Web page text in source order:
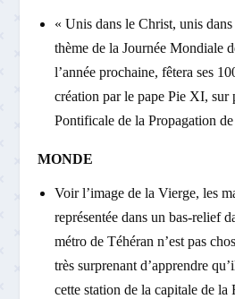
« Unis dans le Christ, unis
thème de la Journée Mondiale
l’année prochaine, fêtera ses
création par le pape Pie XI,
Pontificale de la Propagation
MONDE
Voir l’image de la Vierge, les
représentée dans un bas-relief
métro de Téhéran n’est pas
très surprenant d’apprendre
cette station de la capitale de